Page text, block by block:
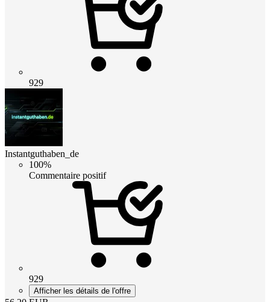
929
Instantguthaben_de
100%
Commentaire positif
929
Afficher les détails de l'offre